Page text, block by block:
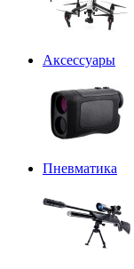
Аксессуары
Пневматика